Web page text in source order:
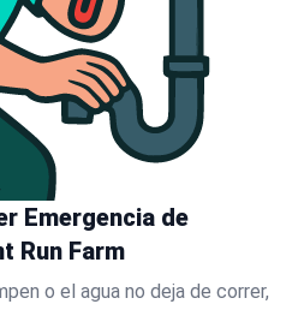
Emergencia de
Run Farm
o el agua no deja de correr,